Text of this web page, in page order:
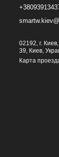
02192, г.
39, Киев,
Карта